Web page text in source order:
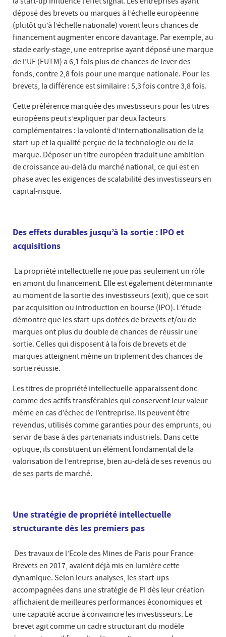
déposé des brevets ou marques à l’échelle européenne
(plutôt qu’à l’échelle nationale) voient leurs chances de
financement augmenter encore davantage. Par exemple, au
stade early-stage, une entreprise ayant déposé une marque
de l’UE (EUTM) a 6,1 fois plus de chances de lever des
fonds, contre 2,8 fois pour une marque nationale. Pour les
brevets, la différence est similaire : 5,3 fois contre 3,8 fois.
Cette préférence marquée des investisseurs pour les titres
européens peut s’expliquer par deux facteurs
complémentaires : la volonté d’internationalisation de la
start-up et la qualité perçue de la technologie ou de la
marque. Déposer un titre européen traduit une ambition
de croissance au-delà du marché national, ce qui est en
phase avec les exigences de scalabilité des investisseurs en
capital-risque.
Des effets durables jusqu’à la sortie : IPO et
acquisitions
La propriété intellectuelle ne joue pas seulement un rôle
en amont du financement. Elle est également déterminante
au moment de la sortie des investisseurs (exit), que ce soit
par acquisition ou introduction en bourse (IPO). L’étude
démontre que les start-ups dotées de brevets et/ou de
marques ont plus du double de chances de réussir une
sortie. Celles qui disposent à la fois de brevets et de
marques atteignent même un triplement des chances de
sortie réussie.
Les titres de propriété intellectuelle apparaissent donc
comme des actifs transférables qui conservent leur valeur
même en cas d’échec de l’entreprise. Ils peuvent être
revendus, utilisés comme garanties pour des emprunts, ou
servir de base à des partenariats industriels. Dans cette
optique, ils constituent un élément fondamental de la
valorisation de l’entreprise, bien au-delà de ses revenus ou
de ses parts de marché.
Une stratégie de propriété intellectuelle
structurante dès les premiers pas
Des travaux de l’Ecole des Mines de Paris pour France
Brevets en 2017, avaient déjà mis en lumière cette
dynamique. Selon leurs analyses, les start-ups
accompagnées dans une stratégie de PI dès leur création
affichaient de meilleures performances économiques et
une capacité accrue à convaincre les investisseurs. Le
brevet agit comme un cadre structurant du modèle